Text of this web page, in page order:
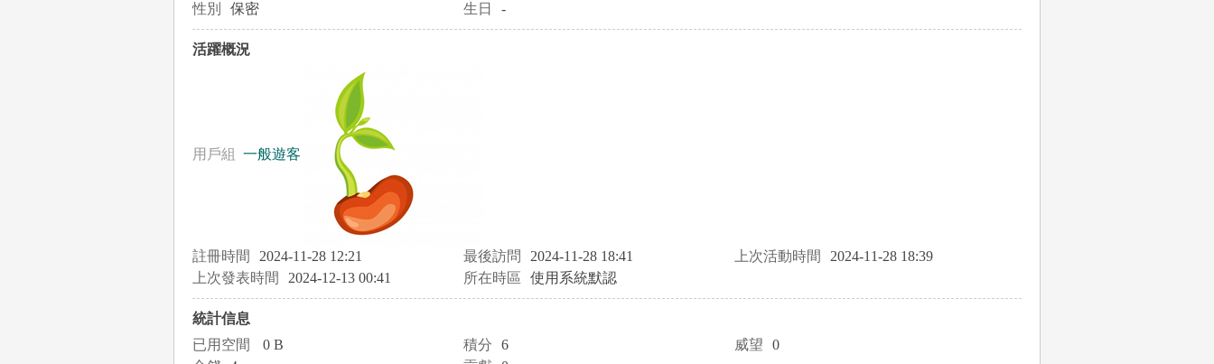
性別 保密 生日 -
活躍概況
用戶組 一般遊客
註冊時間 2024-11-28 12:21 最後訪問 2024-11-28 18:41 上次活動時間
2024-11-28 18:39
上次發表時間
2024-12-13 00:41 所在時區 使用系統默認
統計信息
已用空間
0 B 積分 6 威望
0